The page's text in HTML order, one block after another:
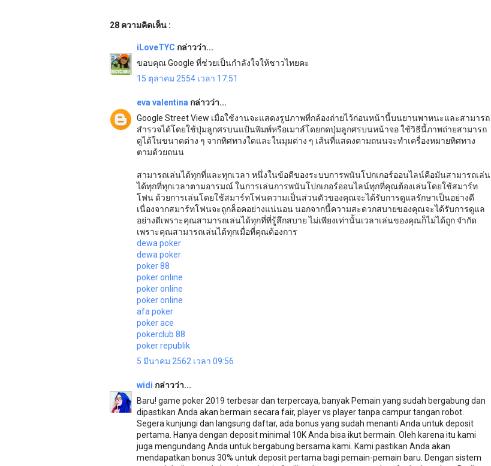
28 ความคิดเห็น :
iLoveTYC กล่าวว่า...
ขอบคุณ Google ที่ช่วยเป็นกำลังใจให้ชาวไทยคะ
15 ตุลาคม 2554 เวลา 17:51
eva valentina กล่าวว่า...
Google Street View เมื่อใช้งานจะแสดงรูปภาพที่กล้องถ่ายไว้ก่อนหน้านี้บนยานพาหนะและสามารถ
สำรวจได้โดยใช้ปุ่มลูกศรบนแป้นพิมพ์หรือเมาส์โดยกดปุ่มลูกศรบนหน้าจอ ใช้วิธีนี้ภาพถ่ายสามารถ
ดูได้ในขนาดต่าง ๆ จากทิศทางใดและในมุมต่าง ๆ เส้นที่แสดงตามถนนจะทำเครื่องหมายทิศทาง
ตามด้วยถนน
สามารถเล่นได้ทุกที่และทุกเวลา หนึ่งในข้อดีของระบบการพนันโปกเกอร์ออนไลน์คือมันสามารถเล่น
ได้ทุกที่ทุกเวลาตามอารมณ์ ในการเล่นการพนันโปกเกอร์ออนไลน์ทุกที่คุณต้องเล่นโดยใช้สมาร์ท
โฟน ด้วยการเล่นโดยใช้สมาร์ทโฟนความเป็นส่วนตัวของคุณจะได้รับการดูแลรักษาเป็นอย่างดี
เนื่องจากสมาร์ทโฟนจะถูกล็อคอย่างแน่นอน นอกจากนี้ความสะดวกสบายของคุณจะได้รับการดูแล
อย่างดีเพราะคุณสามารถเล่นได้ทุกที่ที่รู้สึกสบาย ไม่เพียงเท่านั้นเวลาเล่นของคุณก็ไม่ได้ถูก จำกัด
เพราะคุณสามารถเล่นได้ทุกเมื่อที่คุณต้องการ
dewa poker
dewa poker
poker 88
poker online
poker online
poker online
afa poker
poker ace
pokerclub 88
poker republik
5 มีนาคม 2562 เวลา 09:56
widi กล่าวว่า...
Baru! game poker 2019 terbesar dan terpercaya, banyak Pemain yang sudah bergabung dan
dipastikan Anda akan bermain secara fair, player vs player tanpa campur tangan robot.
Segera kunjungi dan langsung daftar, ada bonus yang sudah menanti Anda untuk deposit
pertama. Hanya dengan deposit minimal 10K Anda bisa ikut bermain. Oleh karena itu kami
juga mengundang Anda untuk bergabung bersama kami. Kami pastikan Anda akan
mendapatkan bonus 30% untuk deposit pertama bagi pemain-pemain baru. Dengan sistem